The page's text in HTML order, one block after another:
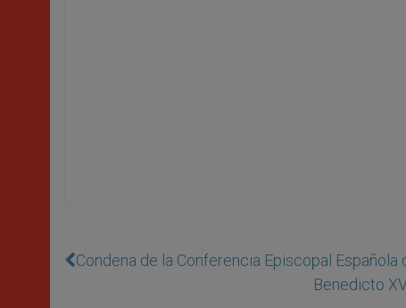
Condena de la Conferencia Episcopal
Benedicto